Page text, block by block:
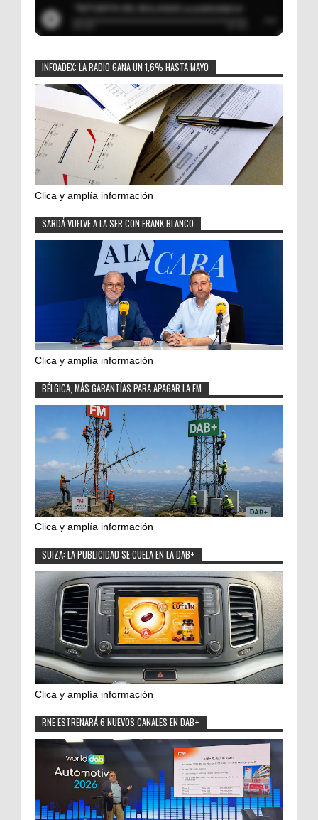
INFOADEX: LA RADIO GANA UN 1,6% HASTA MAYO
Clica y amplía información
SARDÁ VUELVE A LA SER CON FRANK BLANCO
Clica y amplía información
BÉLGICA, MÁS GARANTÍAS PARA APAGAR LA FM
Clica y amplía información
SUIZA: LA PUBLICIDAD SE CUELA EN LA DAB+
Clica y amplía información
RNE ESTRENARÁ 6 NUEVOS CANALES EN DAB+